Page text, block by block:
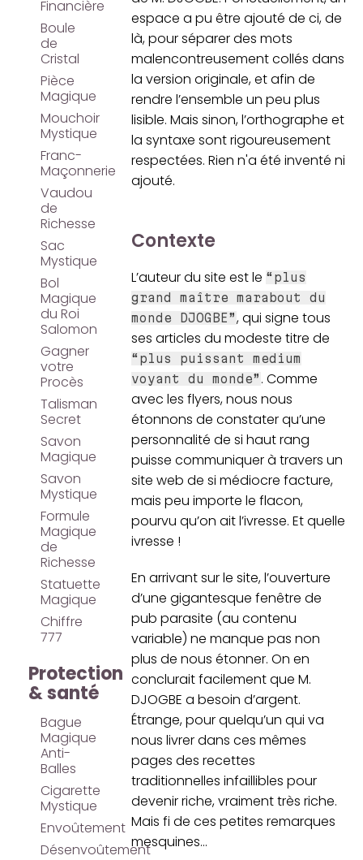
Financière
Boule
de
Cristal
Pièce
Magique
Mouchoir
Mystique
Franc-
Maçonnerie
Vaudou
de
Richesse
Sac
Mystique
Bol
Magique
du Roi
Salomon
Gagner
votre
Procès
Talisman
Secret
Savon
Magique
Savon
Mystique
Formule
Magique
de
Richesse
Statuette
Magique
Chiffre
777
Protection
& santé
Bague
Magique
Anti-
Balles
Cigarette
Mystique
Envoûtement
Désenvoûtement
espace a pu être ajouté de ci, de
là, pour séparer des mots
malencontreusement collés dans
la version originale, et afin de
rendre l’ensemble un peu plus
lisible. Mais sinon, l’orthographe et
la syntaxe sont rigoureusement
respectées. Rien n'a été inventé ni
ajouté.
Contexte
L’auteur du site est le “plus
grand maître marabout du
monde DJOGBE”, qui signe tous
ses articles du modeste titre de
“plus puissant medium
voyant du monde” . Comme
avec les flyers, nous nous
étonnons de constater qu’une
personnalité de si haut rang
puisse communiquer à travers un
site web de si médiocre facture,
mais peu importe le flacon,
pourvu qu’on ait l’ivresse. Et quelle
ivresse !
En arrivant sur le site, l’ouverture
d’une gigantesque fenêtre de
pub parasite (au contenu
variable) ne manque pas non
plus de nous étonner. On en
conclurait facilement que M.
DJOGBE a besoin d’argent.
Étrange, pour quelqu’un qui va
nous livrer dans ces mêmes
pages des recettes
traditionnelles infaillibles pour
devenir riche, vraiment très riche.
Mais fi de ces petites remarques
mesquines...